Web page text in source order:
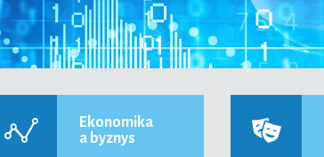
Ekonomika
a byznys